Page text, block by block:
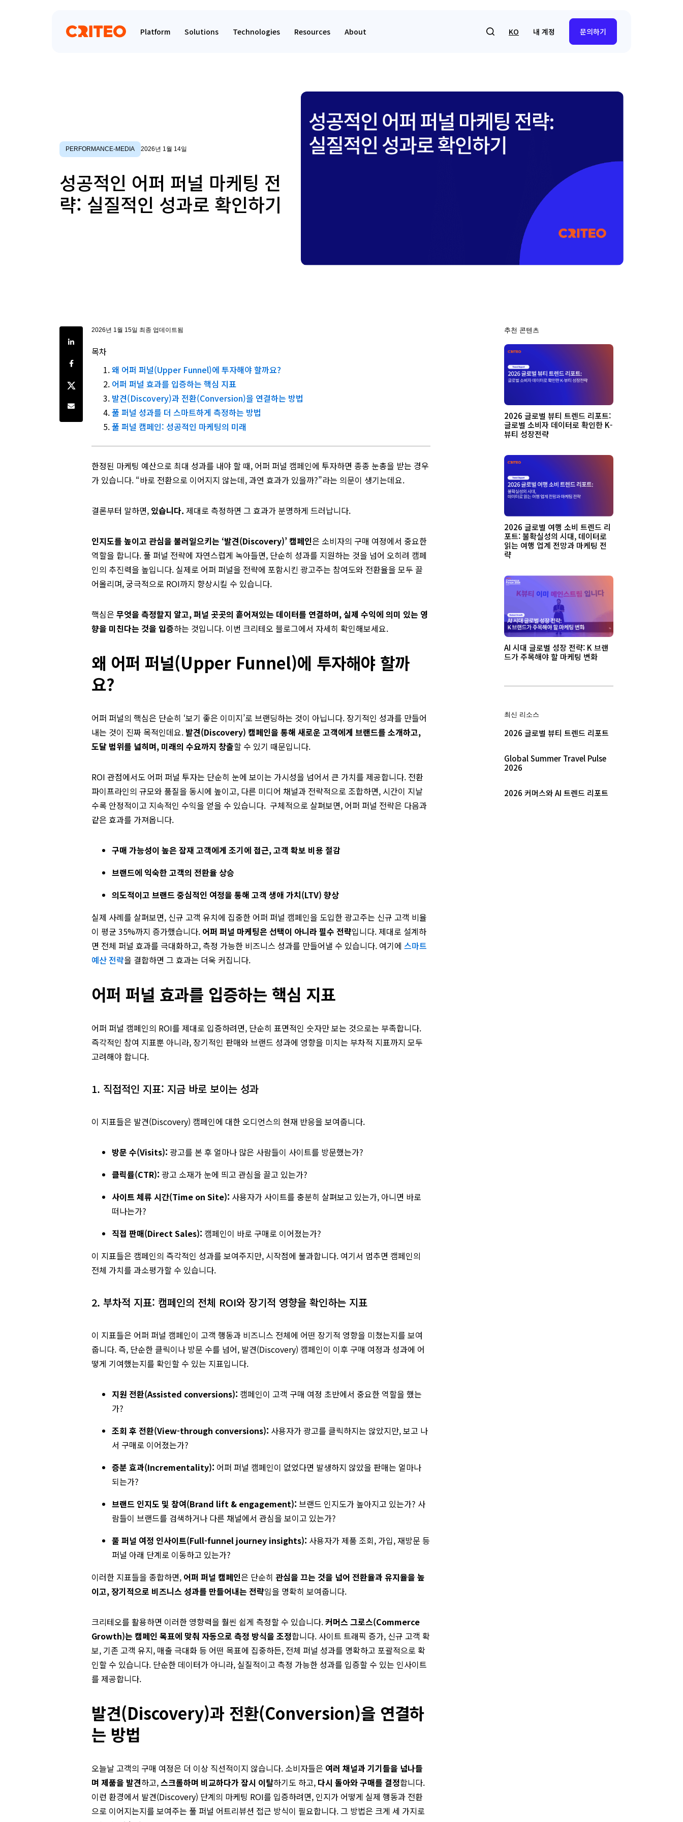
Platform Solutions Technologies Resources About KO 내 계정 문의하기
PERFORMANCE-MEDIA 2026년 1월 14일
성공적인 어퍼 퍼널 마케팅 전
략: 실질적인 성과로 확인하기
Share on LinkedIn
Share on Facebook
Share on Twitter
Share by e-mail
2026년 1월 15일 최종 업데이트됨
목차
왜 어퍼 퍼널(Upper Funnel)에 투자해야 할까요?
어퍼 퍼널 효과를 입증하는 핵심 지표
발견(Discovery)과 전환(Conversion)을 연결하는 방법
풀 퍼널 성과를 더 스마트하게 측정하는 방법
풀 퍼널 캠페인: 성공적인 마케팅의 미래
한정된 마케팅 예산으로 최대 성과를 내야 할 때, 어퍼 퍼널 캠페인에 투자하면 종종 눈총을 받는 경우
가 있습니다. “바로 전환으로 이어지지 않는데, 과연 효과가 있을까?”라는 의문이 생기는데요.
결론부터 말하면, 있습니다. 제대로 측정하면 그 효과가 분명하게 드러납니다.
인지도를 높이고 관심을 불러일으키는 ‘발견(Discovery)’ 캠페인은 소비자의 구매 여정에서 중요한
역할을 합니다. 풀 퍼널 전략에 자연스럽게 녹아들면, 단순히 성과를 지원하는 것을 넘어 오히려 캠페
인의 추진력을 높입니다. 실제로 어퍼 퍼널을 전략에 포함시킨 광고주는 참여도와 전환율을 모두 끌
어올리며, 궁극적으로 ROI까지 향상시킬 수 있습니다.
핵심은무엇을 측정할지 알고, 퍼널 곳곳의 흩어져있는 데이터를 연결하며, 실제 수익에 의미 있는 영
향을 미친다는 것을 입증하는 것입니다. 이번 크리테오 블로그에서 자세히 확인해보세요.
왜 어퍼 퍼널(Upper Funnel)에 투자해야 할까
요?
어퍼 퍼널의 핵심은 단순히 ‘보기 좋은 이미지’로 브랜딩하는 것이 아닙니다. 장기적인 성과를 만들어
내는 것이 진짜 목적인데요. 발견(Discovery) 캠페인을 통해 새로운 고객에게 브랜드를 소개하고,
도달 범위를 넓히며, 미래의 수요까지 창출할 수 있기 때문입니다.
ROI 관점에서도 어퍼 퍼널 투자는 단순히 눈에 보이는 가시성을 넘어서 큰 가치를 제공합니다. 전환
파이프라인의 규모와 품질을 동시에 높이고, 다른 미디어 채널과 전략적으로 조합하면, 시간이 지날
수록 안정적이고 지속적인 수익을 얻을 수 있습니다. 구체적으로 살펴보면, 어퍼 퍼널 전략은 다음과
같은 효과를 가져옵니다.
구매 가능성이 높은 잠재 고객에게 조기에 접근, 고객 확보 비용 절감
브랜드에 익숙한 고객의 전환율 상승
의도적이고 브랜드 중심적인 여정을 통해 고객 생애 가치(LTV) 향상
실제 사례를 살펴보면, 신규 고객 유치에 집중한 어퍼 퍼널 캠페인을 도입한 광고주는 신규 고객 비율
이 평균 35%까지 증가했습니다. 어퍼 퍼널 마케팅은 선택이 아니라 필수 전략입니다. 제대로 설계하
면 전체 퍼널 효과를 극대화하고, 측정 가능한 비즈니스 성과를 만들어낼 수 있습니다. 여기에스마트
예산 전략을 결합하면 그 효과는 더욱 커집니다.
어퍼 퍼널 효과를 입증하는 핵심 지표
어퍼 퍼널 캠페인의 ROI를 제대로 입증하려면, 단순히 표면적인 숫자만 보는 것으로는 부족합니다.
즉각적인 참여 지표뿐 아니라, 장기적인 판매와 브랜드 성과에 영향을 미치는 부차적 지표까지 모두
고려해야 합니다.
1. 직접적인 지표: 지금 바로 보이는 성과
이 지표들은 발견(Discovery) 캠페인에 대한 오디언스의 현재 반응을 보여줍니다.
방문 수(Visits): 광고를 본 후 얼마나 많은 사람들이 사이트를 방문했는가?
클릭률(CTR): 광고 소재가 눈에 띄고 관심을 끌고 있는가?
사이트 체류 시간(Time on Site): 사용자가 사이트를 충분히 살펴보고 있는가, 아니면 바로
떠나는가?
직접 판매(Direct Sales): 캠페인이 바로 구매로 이어졌는가?
이 지표들은 캠페인의 즉각적인 성과를 보여주지만, 시작점에 불과합니다. 여기서 멈추면 캠페인의
전체 가치를 과소평가할 수 있습니다.
2. 부차적 지표: 캠페인의 전체 ROI와 장기적 영향을 확인하는 지표
이 지표들은 어퍼 퍼널 캠페인이 고객 행동과 비즈니스 전체에 어떤 장기적 영향을 미쳤는지를 보여
줍니다. 즉, 단순한 클릭이나 방문 수를 넘어, 발견(Discovery) 캠페인이 이후 구매 여정과 성과에 어
떻게 기여했는지를 확인할 수 있는 지표입니다.
지원 전환(Assisted conversions): 캠페인이 고객 구매 여정 초반에서 중요한 역할을 했는
가?
조회 후 전환(View-through conversions): 사용자가 광고를 클릭하지는 않았지만, 보고 나
서 구매로 이어졌는가?
증분 효과(Incrementality): 어퍼 퍼널 캠페인이 없었다면 발생하지 않았을 판매는 얼마나
되는가?
브랜드 인지도 및 참여(Brand lift & engagement): 브랜드 인지도가 높아지고 있는가? 사
람들이 브랜드를 검색하거나 다른 채널에서 관심을 보이고 있는가?
풀 퍼널 여정 인사이트(Full-funnel journey insights): 사용자가 제품 조회, 가입, 재방문 등
퍼널 아래 단계로 이동하고 있는가?
이러한 지표들을 종합하면, 어퍼 퍼널 캠페인은 단순히관심을 끄는 것을 넘어 전환율과 유지율을 높
이고, 장기적으로 비즈니스 성과를 만들어내는 전략임을 명확히 보여줍니다.
크리테오를 활용하면 이러한 영향력을 훨씬 쉽게 측정할 수 있습니다.커머스 그로스(Commerce
Growth)는 캠페인 목표에 맞춰 자동으로 측정 방식을 조정합니다. 사이트 트래픽 증가, 신규 고객 확
보, 기존 고객 유지, 매출 극대화 등 어떤 목표에 집중하든, 전체 퍼널 성과를 명확하고 포괄적으로 확
인할 수 있습니다. 단순한 데이터가 아니라, 실질적이고 측정 가능한 성과를 입증할 수 있는 인사이트
를 제공합니다.
발견(Discovery)과 전환(Conversion)을 연결하
는 방법
오늘날 고객의 구매 여정은 더 이상 직선적이지 않습니다. 소비자들은 여러 채널과 기기들을 넘나들
며 제품을 발견하고,스크롤하며 비교하다가 잠시 이탈하기도 하고, 다시 돌아와 구매를 결정합니다.
이런 환경에서 발견(Discovery) 단계의 마케팅 ROI를 입증하려면, 인지가 어떻게 실제 행동과 전환
으로 이어지는지를 보여주는 풀 퍼널 어트리뷰션 접근 방식이 필요합니다. 그 방법은 크게 세 가지로
추천 콘텐츠
2026 글로벌 뷰티 트렌드 리포트:
글로벌 소비자 데이터로 확인한 K-
뷰티 성장전략
2026 글로벌 여행 소비 트렌드 리
포트: 불확실성의 시대, 데이터로
읽는 여행 업계 전망과 마케팅 전
략
AI 시대 글로벌 성장 전략: K 브랜
드가 주목해야 할 마케팅 변화
최신 리소스
2026 글로벌 뷰티 트렌드 리포트
Global Summer Travel Pulse
2026
2026 커머스와 AI 트렌드 리포트